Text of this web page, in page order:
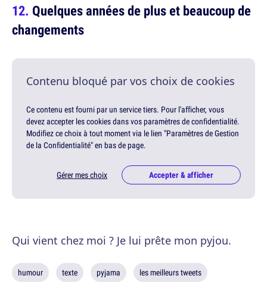
Quelques années de plus et beaucoup de
changements
Contenu bloqué par vos choix de cookies
Ce contenu est fourni par un service tiers. Pour l'afficher, vous
devez accepter les cookies dans vos paramètres de confidentialité.
Modifiez ce choix à tout moment via le lien "Paramètres de Gestion
de la Confidentialité" en bas de page.
Gérer mes choix Accepter & afficher
Qui vient chez moi ? Je lui prête mon pyjou.
humour texte pyjama les meilleurs tweets